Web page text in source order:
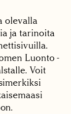
olevalla
ja tarinoita
Luonto -
Voit